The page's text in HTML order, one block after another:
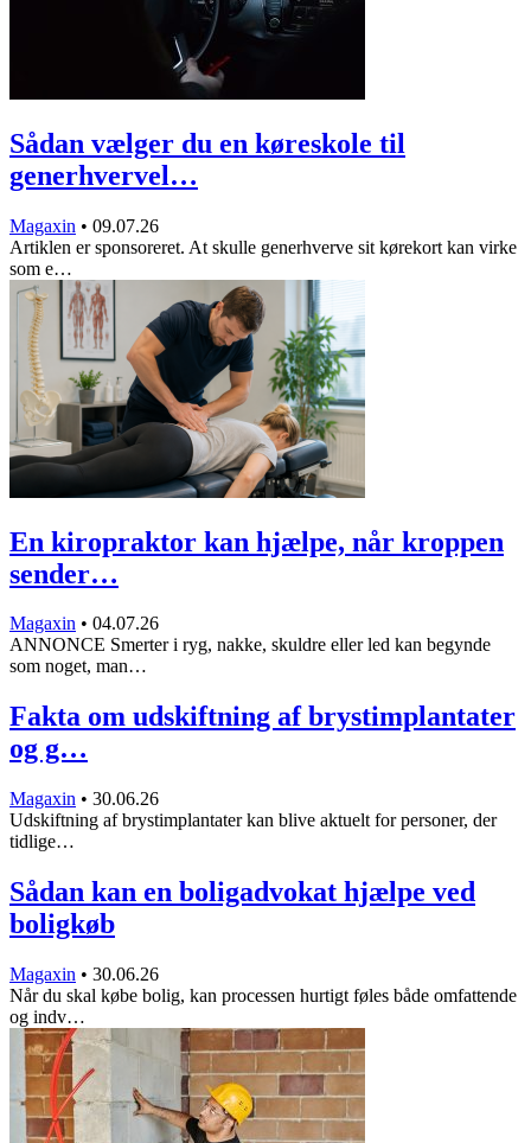
Sådan vælger du en køreskole til
generhvervel…
Magaxin • 09.07.26
Artiklen er sponsoreret. At skulle generhverve sit kørekort kan virke
som e…
En kiropraktor kan hjælpe, når kroppen
sender…
Magaxin • 04.07.26
ANNONCE Smerter i ryg, nakke, skuldre eller led kan begynde
som noget, man…
Fakta om udskiftning af brystimplantater
og g…
Magaxin • 30.06.26
Udskiftning af brystimplantater kan blive aktuelt for personer, der
tidlige…
Sådan kan en boligadvokat hjælpe ved
boligkøb
Magaxin • 30.06.26
Når du skal købe bolig, kan processen hurtigt føles både omfattende
og indv…